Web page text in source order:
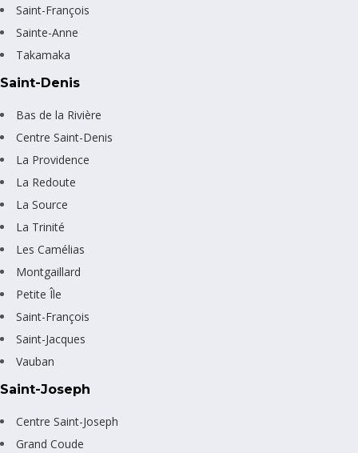
Saint-François
Sainte-Anne
Takamaka
Saint-Denis
Bas de la Rivière
Centre Saint-Denis
La Providence
La Redoute
La Source
La Trinité
Les Camélias
Montgaillard
Petite Île
Saint-François
Saint-Jacques
Vauban
Saint-Joseph
Centre Saint-Joseph
Grand Coude